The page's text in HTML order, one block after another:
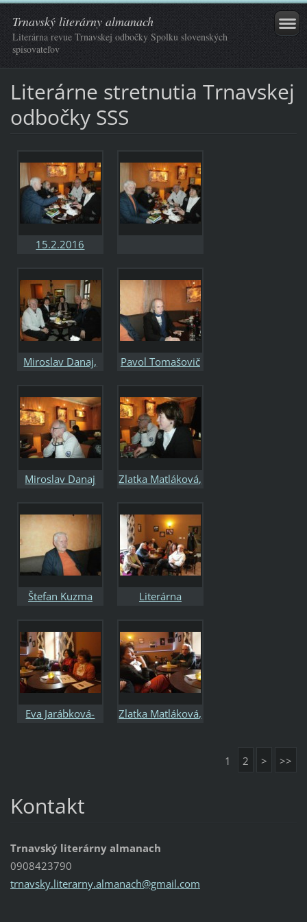
Trnavský literárny almanach
Literárna revue Trnavskej odbočky Spolku slovenských
spisovateľov
Literárne stretnutia Trnavskej
odbočky SSS
15.2.2016
pondelok v TéTé
Café v Trnave -
Zlatka Matlíková,
Miroslav Danaj,
Pavol Tomašovič
Miroslav Danaj,
Gabriela
Spustová, Štefan
Kuzma a Pavol
Tomašovič v TéTé
pondelok
Pavol Tomašovič
Miroslav Danaj
Zlatka Matláková,
Štefan Kuzma
Literárna
Opatovského -
Svetový deň
poézie 21.3.2016
Eva Jarábková-
Zlatka Matláková,
1 2 > >>
Kontakt
Trnavský literárny almanach
0908423790
trnavsky.literarny.almanach@gmail.com